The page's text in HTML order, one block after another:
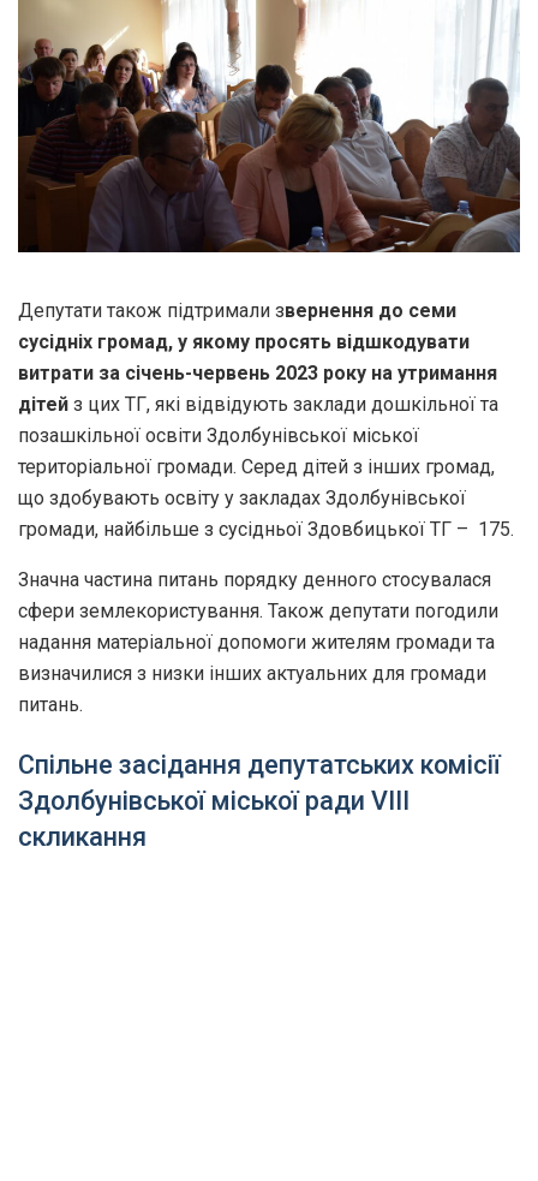
Депутати також підтримали звернення до семи
сусідніх громад, у якому просять відшкодувати
витрати за січень-червень 2023 року на утримання
дітей з цих ТГ, які відвідують заклади дошкільної та
позашкільної освіти Здолбунівської міської
територіальної громади. Серед дітей з інших громад,
що здобувають освіту у закладах Здолбунівської
громади, найбільше з сусідньої Здовбицької ТГ – 175.
Значна частина питань порядку денного стосувалася
сфери землекористування. Також депутати погодили
надання матеріальної допомоги жителям громади та
визначилися з низки інших актуальних для громади
питань.
Спільне засідання депутатських комісії
Здолбунівської міської ради VIII
скликання